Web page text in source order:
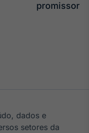
promissor
dados e
setores da